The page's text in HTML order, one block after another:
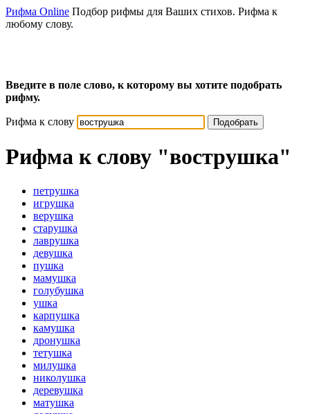
Рифма Online Подбор рифмы для Ваших стихов. Рифма к
любому слову.
Введите в поле слово, к которому вы хотите подобрать
рифму.
Рифма к слову Подобрать
Рифма к слову "вострушка"
петрушка
игрушка
верушка
старушка
лаврушка
девушка
пушка
мамушка
голубушка
ушка
карпушка
камушка
дронушка
тетушка
милушка
николушка
деревушка
матушка